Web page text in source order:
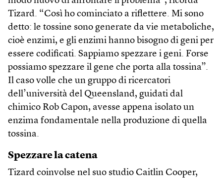
Tizard. “Così ho cominciato a riflettere. Mi sono
detto: le tossine sono generate da vie metaboliche,
cioè enzimi, e gli enzimi hanno bisogno di geni per
essere codificati. Sappiamo spezzare i geni. Forse
possiamo spezzare il gene che porta alla tossina”.
Il caso volle che un gruppo di ricercatori
dell’università del Queensland, guidati dal
chimico Rob Capon, avesse appena isolato un
enzima fondamentale nella produzione di quella
tossina.
Spezzare la catena
Tizard coinvolse nel suo studio Caitlin Cooper,